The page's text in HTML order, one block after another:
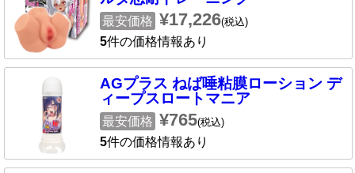
最安価格 ¥17,226(税込)
5件の価格情報あり
AGプラス ねば唾粘膜ローション デ
ィープスロートマニア
最安価格 ¥765(税込)
5件の価格情報あり